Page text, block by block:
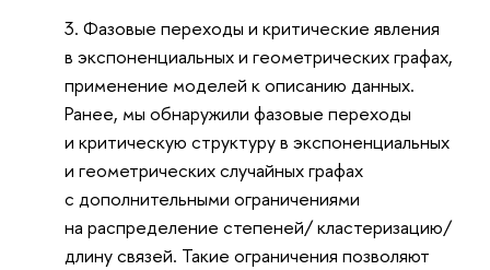
Фазовые переходы и критические явления
в экспоненциальных и геометрических графах,
применение моделей к описанию данных.
Ранее, мы обнаружили фазовые переходы
и критическую структуру в экспоненциальных
и геометрических случайных графах
с дополнительными ограничениями
на распределение степеней/ кластеризацию/
длину связей. Такие ограничения позволяют